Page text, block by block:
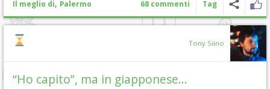
Il meglio di, Palermo 68 commenti Tag
Tony Siino
“Ho capito”, ma in giapponese…